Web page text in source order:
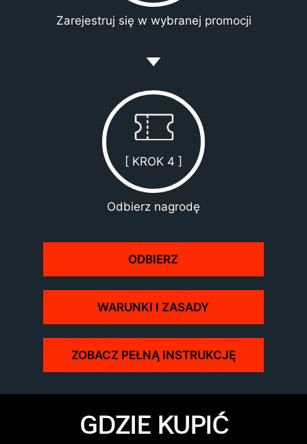
Zarejestruj się w wybranej promocji
[ KROK 4 ]
Odbierz nagrodę
ODBIERZ
WARUNKI I ZASADY
ZOBACZ PEŁNĄ INSTRUKCJĘ
GDZIE KUPIĆ